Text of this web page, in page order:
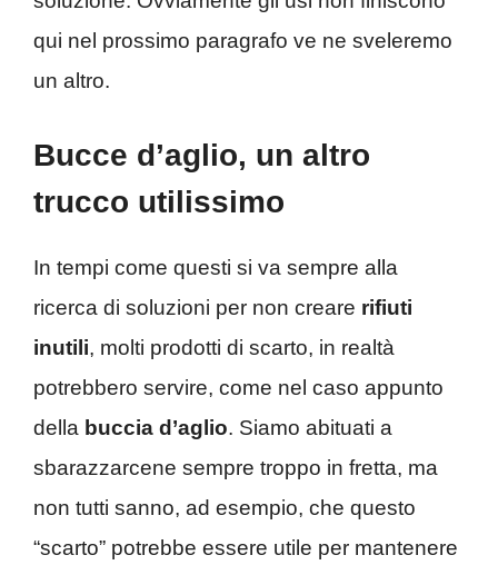
qui nel prossimo paragrafo ve ne sveleremo
un altro.
Bucce d’aglio, un altro
trucco utilissimo
In tempi come questi si va sempre alla
ricerca di soluzioni per non creare rifiuti
inutili, molti prodotti di scarto, in realtà
potrebbero servire, come nel caso appunto
della buccia d’aglio. Siamo abituati a
sbarazzarcene sempre troppo in fretta, ma
non tutti sanno, ad esempio, che questo
“scarto” potrebbe essere utile per mantenere